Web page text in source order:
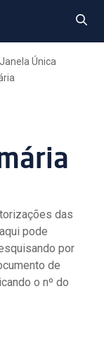
Janela Única
das
pode
por
de
o nº do